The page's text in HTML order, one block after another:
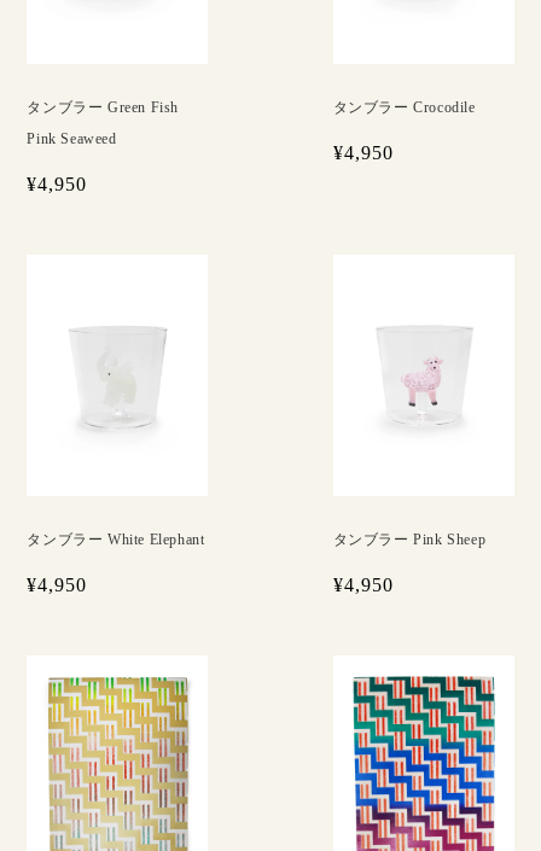
タンブラー Green Fish
Pink Seaweed
¥4,950
タンブラー Crocodile
¥4,950
タンブラー White Elephant
¥4,950
タンブラー Pink Sheep
¥4,950